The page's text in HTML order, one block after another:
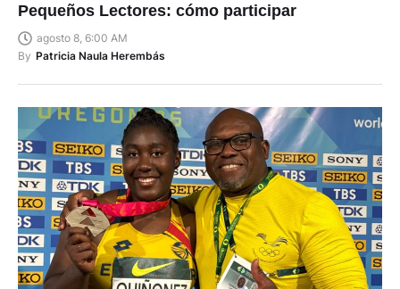
Pequeños Lectores: cómo participar
agosto 8, 6:00 AM
By Patricia Naula Herembás